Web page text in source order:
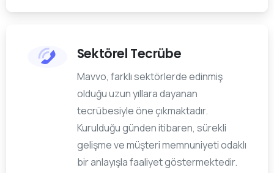
Sektörel Tecrübe
Mavvo, farklı sektörlerde edinmiş
olduğu uzun yıllara dayanan
tecrübesiyle öne çıkmaktadır.
Kurulduğu günden itibaren, sürekli
gelişme ve müşteri memnuniyeti odaklı
bir anlayışla faaliyet göstermektedir.